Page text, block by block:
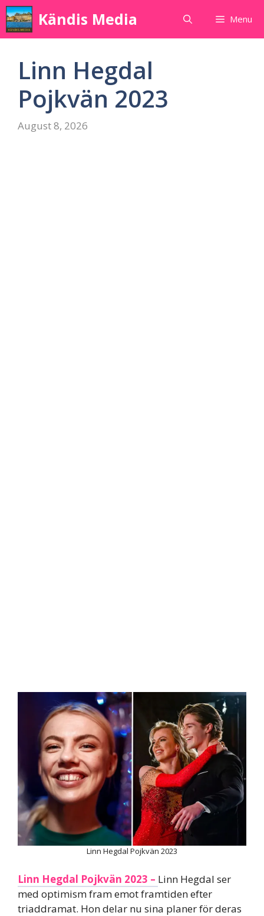
Skip
to
content
Kändis Media Menu
Linn Hegdal
Pojkvän 2023
August 8, 2026
Linn Hegdal Pojkvän 2023
Linn Hegdal Pojkvän 2023 – Linn Hegdal ser
med optimism fram emot framtiden efter
triaddramat. Hon delar nu sina planer för deras